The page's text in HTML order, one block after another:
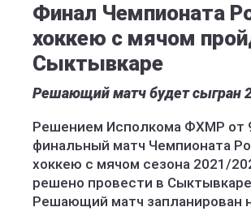
Финал Чемпионата
хоккею с мячом
Сыктывкаре
Решающий матч будет сыгран
Решением Исполкома ФХМР от
финальный матч Чемпионата
хоккею с мячом сезона 2021/
решено провести в
Решающий матч запланирован